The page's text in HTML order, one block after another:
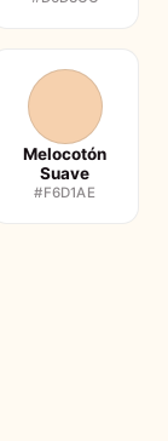
Melocotón
Suave
#F6D1AE